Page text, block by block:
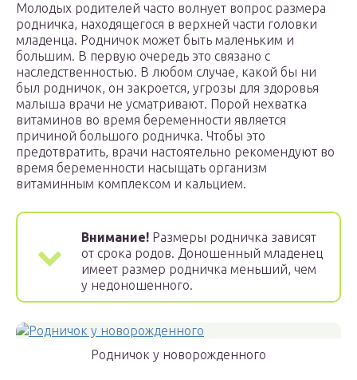
Молодых родителей часто волнует вопрос размера
родничка, находящегося в верхней части головки
младенца. Родничок может быть маленьким и
большим. В первую очередь это связано с
наследственностью. В любом случае, какой бы ни
был родничок, он закроется, угрозы для здоровья
малыша врачи не усматривают. Порой нехватка
витаминов во время беременности является
причиной большого родничка. Чтобы это
предотвратить, врачи настоятельно рекомендуют во
время беременности насыщать организм
витаминным комплексом и кальцием.
Внимание! Размеры родничка зависят
от срока родов. Доношенный младенец
имеет размер родничка меньший, чем
у недоношенного.
Родничок у новорожденного